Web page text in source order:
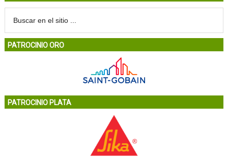
PATROCINIO ORO
PATROCINIO PLATA